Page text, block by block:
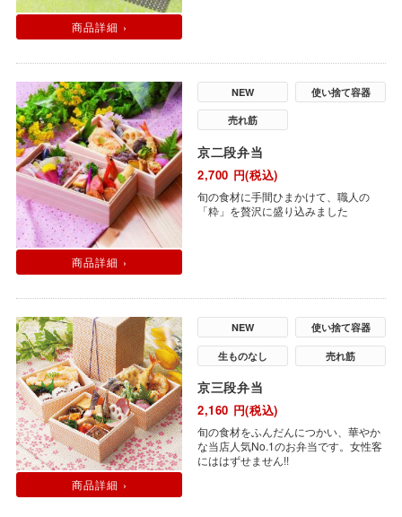
商品詳細 ›
商品詳細 ›
NEW 使い捨て容器
売れ筋
京二段弁当
2,700 円(税込)
旬の食材に手間ひまかけて、職人の
「粋」を贅沢に盛り込みました
商品詳細 ›
NEW 使い捨て容器
生ものなし 売れ筋
京三段弁当
2,160 円(税込)
旬の食材をふんだんにつかい、華やか
な当店人気No.1のお弁当です。女性客
にははずせません!!